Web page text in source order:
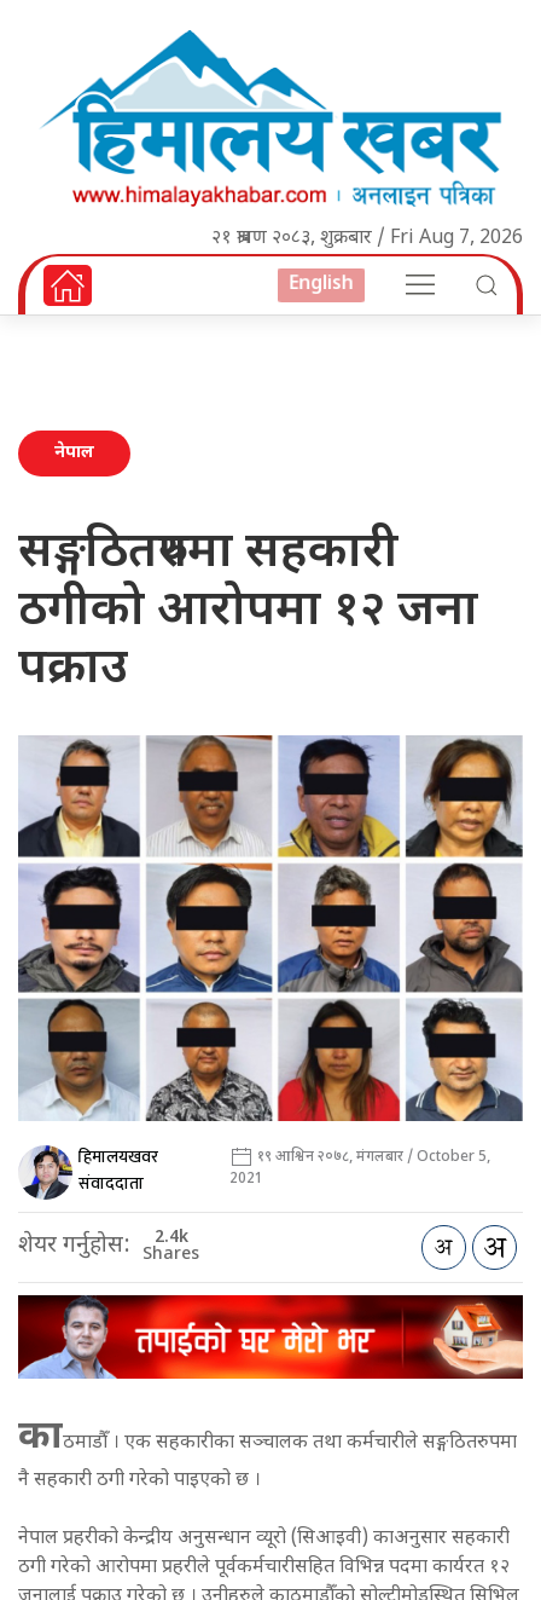
२१ श्रावण २०८३, शुक्रबार / Fri Aug 7, 2026
English
नेपाल
सङ्गठितरुपमा सहकारी
ठगीको आरोपमा १२ जना
पक्राउ
हिमालयखवर
संवाददाता
१९ आश्विन २०७८, मंगलबार / October 5,
2021
शेयर गर्नुहोस: 2.4k
Shares
काठमाडौँ । एक सहकारीका सञ्चालक तथा कर्मचारीले सङ्गठितरुपमा
नै सहकारी ठगी गरेको पाइएको छ ।
नेपाल प्रहरीको केन्द्रीय अनुसन्धान व्यूरो (सिआइवी) काअनुसार सहकारी
ठगी गरेको आरोपमा प्रहरीले पूर्वकर्मचारीसहित विभिन्न पदमा कार्यरत १२